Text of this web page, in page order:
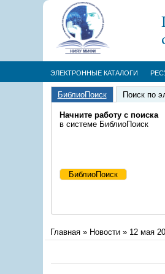
ЭЛЕКТРОННЫЕ КАТАЛОГИ
БиблиоПоиск Поиск по
Начните работу с поиска
в системе БиблиоПоиск
Главная» Новости» 12 мая